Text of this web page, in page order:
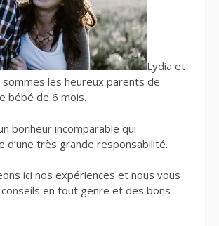
Lydia et
sommes les heureux parents de
bébé de 6 mois.
bonheur incomparable qui
d’une très grande responsabilité.
ici nos expériences et nous vous
en tout genre et des bons